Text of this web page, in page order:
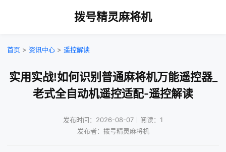
拨号精灵麻将机
首页 > 资讯中心 > 遥控解读
实用实战!如何识别普通麻将机万能遥控器_
老式全自动机遥控适配-遥控解读
发布时间：2026-08-07｜阅读：1
发布者：拨号精灵麻将机